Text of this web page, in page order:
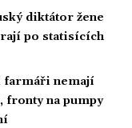
diktátor žene
po statisících
farmáři nemají
fronty na pumpy